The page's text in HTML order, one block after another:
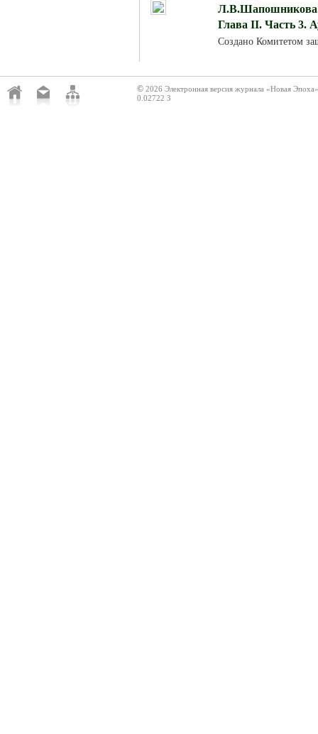
Л.В.Шапошникова.
Глава II. Часть 3.
Создано Комитетом
© 2026 Электронная версия журнала «Новая Эпоха»
0.02722 3